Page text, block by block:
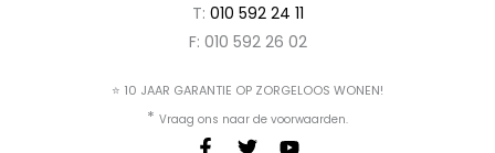
T: 010 592 24 11
F: 010 592 26 02
⭐ 10 JAAR GARANTIE OP ZORGELOOS WONEN!
* Vraag ons naar de voorwaarden.